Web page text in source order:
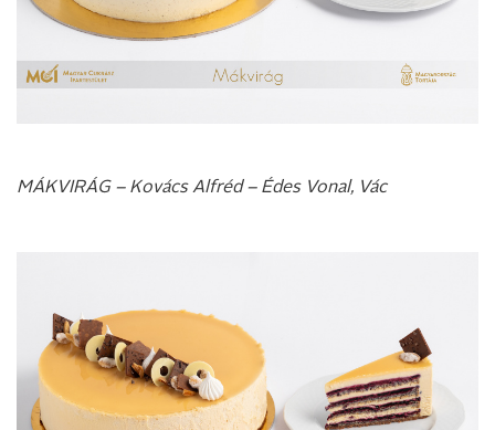
MÁKVIRÁG – Kovács Alfréd – Édes Vonal, Vác